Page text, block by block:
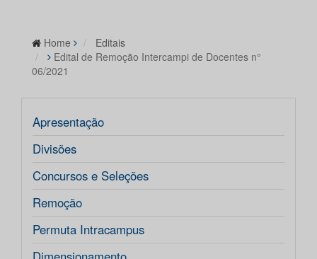
Home
Editais
Edital de Remoção Intercampi de Docentes n°
06/2021
Apresentação
Divisões
Concursos e Seleções
Remoção
Permuta Intracampus